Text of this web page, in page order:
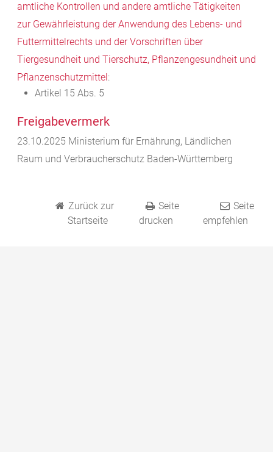
amtliche Kontrollen und andere amtliche Tätigkeiten
zur Gewährleistung der Anwendung des Lebens- und
Futtermittelrechts und der Vorschriften über
Tiergesundheit und Tierschutz, Pflanzengesundheit und
Pflanzenschutzmittel :
Artikel 15 Abs. 5
Freigabevermerk
23.10.2025 Ministerium für Ernährung, Ländlichen
Raum und Verbraucherschutz Baden-Württemberg
Zurück zur
Startseite
Seite
drucken
Seite
empfehlen